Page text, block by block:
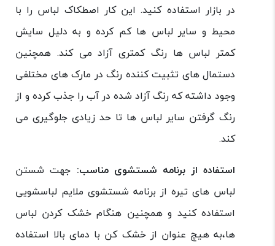
در بازار استفاده کنید. این کار اصطکاک لباس را با
محیط و سایر لباس ها کم کرده و به دلیل سایش
کمتر لباس ها رنگ کمتری آزاد می کند. همچنین
دستمال های تثبیت کننده رنگ در مارک های مختلفی
وجود داشته که رنگ آزاد شده در آب را جذب کرده و از
رنگ گرفتن سایر لباس ها تا حد زیادی جلوگیری می
کند.
استفاده از برنامه شستشوی مناسب: جهت شستن
لباس های تیره از برنامه شستشوی ملایم لباسشویی
استفاده کنید و همچنین هنگام خشک کردن لباس
ها،به هیچ عنوان از خشک کن با دمای بالا استفاده